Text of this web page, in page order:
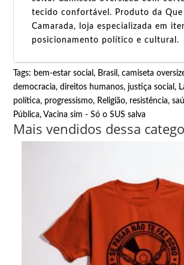
tecido confortável. Produto da Que
Camarada, loja especializada em
posicionamento político e cultural.
Tags: bem-estar social, Brasil,camiseta
democracia,direitos humanos,justiça social,
política, progressismo, Religião, resistência,
Pública,Vacina sim - Só o SUS salva
Mais vendidos dessa